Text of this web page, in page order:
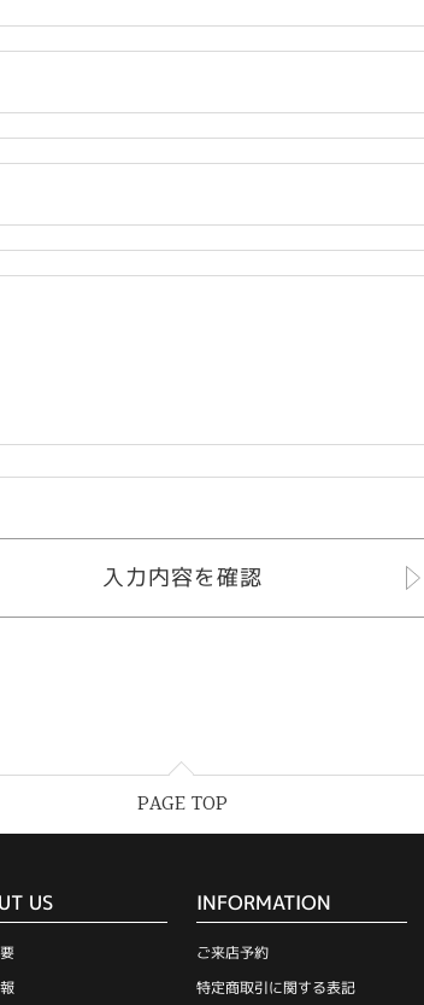
PAGE TOP
US INFORMATION
ご来店予約
特定商取引に関する表記